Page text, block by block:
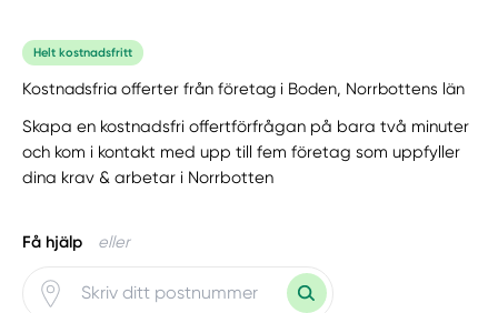
Helt kostnadsfritt
Kostnadsfria offerter från företag i Boden, Norrbottens län
Skapa en kostnadsfri offertförfrågan på bara två minuter
och kom i kontakt med upp till fem företag som uppfyller
dina krav & arbetar i Norrbotten
Få hjälp eller